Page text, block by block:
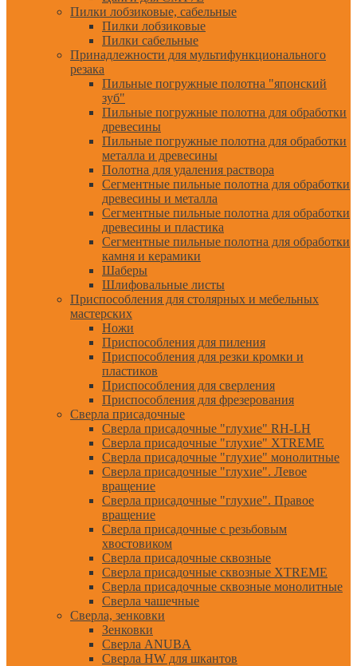
Пилки лобзиковые, сабельные
Пилки лобзиковые
Пилки сабельные
Принадлежности для мультифункционального
резака
Пильные погружные полотна "японский
зуб"
Пильные погружные полотна для обработки
древесины
Пильные погружные полотна для обработки
металла и древесины
Полотна для удаления раствора
Сегментные пильные полотна для обработки
древесины и металла
Сегментные пильные полотна для обработки
древесины и пластика
Сегментные пильные полотна для обработки
камня и керамики
Шаберы
Шлифовальные листы
Приспособления для столярных и мебельных
мастерских
Ножи
Приспособления для пиления
Приспособления для резки кромки и
пластиков
Приспособления для сверления
Приспособления для фрезерования
Сверла присадочные
Сверла присадочные "глухие" RH-LH
Сверла присадочные "глухие" XTREME
Сверла присадочные "глухие" монолитные
Сверла присадочные "глухие". Левое
вращение
Сверла присадочные "глухие". Правое
вращение
Сверла присадочные с резьбовым
хвостовиком
Сверла присадочные сквозные
Сверла присадочные сквозные XTREME
Сверла присадочные сквозные монолитные
Сверла чашечные
Сверла, зенковки
Зенковки
Сверла ANUBA
Сверла HW для шкантов